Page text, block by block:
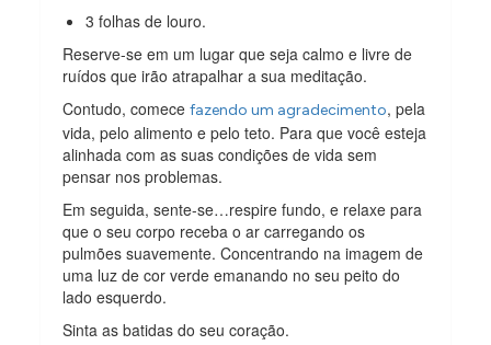
3 folhas de louro.
Reserve-se em um lugar que seja calmo e livre de
ruídos que irão atrapalhar a sua meditação.
Contudo, comecefazendo um agradecimento, pela
vida, pelo alimento e pelo teto. Para que você esteja
alinhada com as suas condições de vida sem
pensar nos problemas.
Em seguida, sente-se…respire fundo, e relaxe para
que o seu corpo receba o ar carregando os
pulmões suavemente. Concentrando na imagem de
uma luz de cor verde emanando no seu peito do
lado esquerdo.
Sinta as batidas do seu coração.